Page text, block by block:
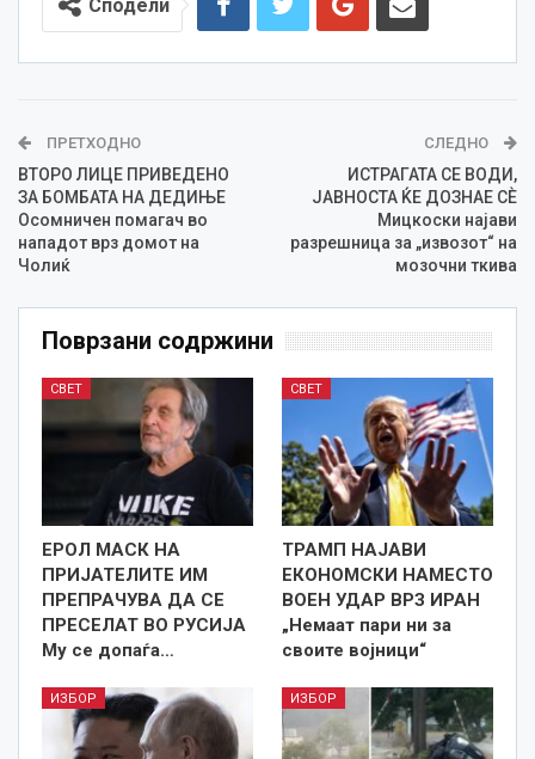
Сподели
ПРЕТХОДНО
ВТОРО ЛИЦЕ ПРИВЕДЕНО
ЗА БОМБАТА НА ДЕДИЊЕ
Осомничен помагач во
нападот врз домот на
Чолиќ
СЛЕДНО
ИСТРАГАТА СЕ ВОДИ,
ЈАВНОСТА ЌЕ ДОЗНАЕ СÈ
Мицкоски најави
разрешница за „извозот“ на
мозочни ткива
Поврзани содржини
СВЕТ
ЕРОЛ МАСК НА
ПРИЈАТЕЛИТЕ ИМ
ПРЕПРАЧУВА ДА СЕ
ПРЕСЕЛАТ ВО РУСИЈА
Му се допаѓа…
СВЕТ
ТРАМП НАЈАВИ
ЕКОНОМСКИ НАМЕСТО
ВОЕН УДАР ВРЗ ИРАН
„Немаат пари ни за
своите војници“
ИЗБОР ИЗБОР